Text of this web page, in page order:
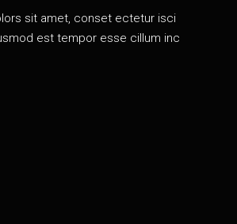
sit amet, conset ectetur isci
est tempor esse cillum inc